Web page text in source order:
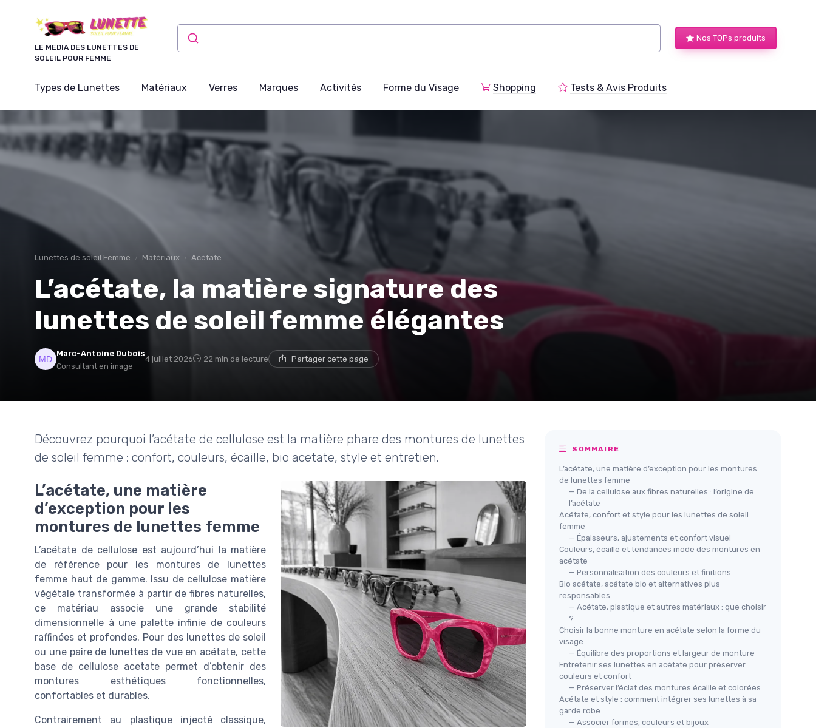
LE MEDIA DES LUNETTES DE
SOLEIL POUR FEMME
Nos TOPs produits
Types de Lunettes Matériaux Verres Marques Activités Forme du Visage Shopping Tests & Avis Produits
Lunettes de soleil Femme Matériaux Acétate
L’acétate, la matière signature des
lunettes de soleil femme élégantes
Marc-Antoine Dubois
Consultant en image
4 juillet 2026 22 min de lecture Partager cette page
Découvrez pourquoi l’acétate de cellulose est la matière phare des montures de lunettes
de soleil femme : confort, couleurs, écaille, bio acetate, style et entretien.
L’acétate, une matière
d’exception pour les
montures de lunettes femme
L’acétate de cellulose est aujourd’hui la matière
de référence pour les montures de lunettes
femme haut de gamme. Issu de cellulose matière
végétale transformée à partir de fibres naturelles,
ce matériau associe une grande stabilité
dimensionnelle à une palette infinie de couleurs
raffinées et profondes. Pour des lunettes de soleil
ou une paire de lunettes de vue en acétate, cette
base de cellulose acetate permet d’obtenir des
montures esthétiques fonctionnelles,
confortables et durables.
Contrairement au plastique injecté classique,
SOMMAIRE
L’acétate, une matière d’exception pour les montures
de lunettes femme
— De la cellulose aux fibres naturelles : l’origine de
l’acétate
Acétate, confort et style pour les lunettes de soleil
femme
— Épaisseurs, ajustements et confort visuel
Couleurs, écaille et tendances mode des montures en
acétate
— Personnalisation des couleurs et finitions
Bio acétate, acétate bio et alternatives plus
responsables
— Acétate, plastique et autres matériaux : que choisir
?
Choisir la bonne monture en acétate selon la forme du
visage
— Équilibre des proportions et largeur de monture
Entretenir ses lunettes en acétate pour préserver
couleurs et confort
— Préserver l’éclat des montures écaille et colorées
Acétate et style : comment intégrer ses lunettes à sa
garde robe
— Associer formes, couleurs et bijoux